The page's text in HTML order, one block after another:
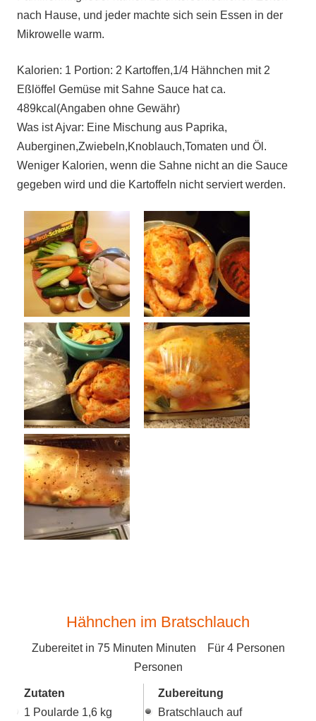
nach Hause, und jeder machte sich sein Essen in der
Mikrowelle warm.
Kalorien: 1 Portion: 2 Kartoffen,1/4 Hähnchen mit 2
Eßlöffel Gemüse mit Sahne Sauce hat ca.
489kcal(Angaben ohne Gewähr)
Was ist Ajvar: Eine Mischung aus Paprika,
Auberginen,Zwiebeln,Knoblauch,Tomaten und Öl.
Weniger Kalorien, wenn die Sahne nicht an die Sauce
gegeben wird und die Kartoffeln nicht serviert werden.
Hähnchen im Bratschlauch
Zubereitet in 75 Minuten Minuten Für 4 Personen
Personen
Zutaten
1 Poularde 1,6 kg
Zubereitung
Bratschlauch auf